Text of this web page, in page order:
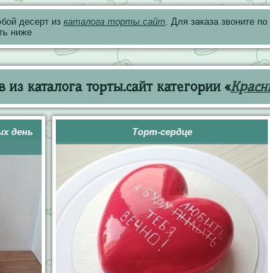
десерт из каталога торты.сайт. Для заказа звоните
ниже
каталога торты.сайт категории «
день
Торт-сердце